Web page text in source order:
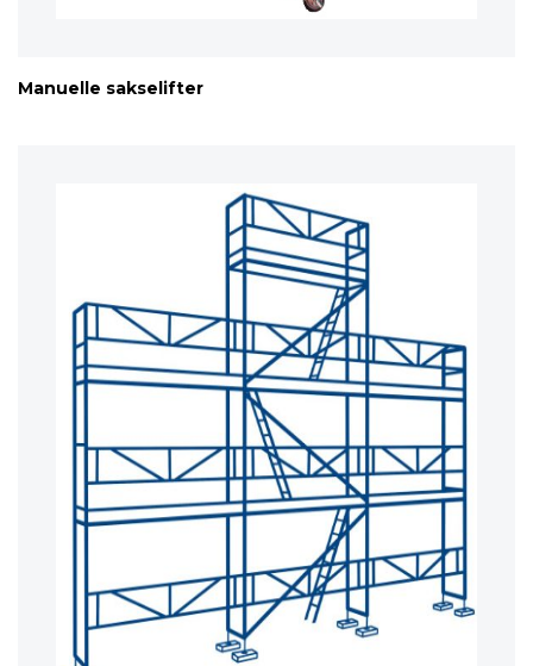
Manuelle sakselifter